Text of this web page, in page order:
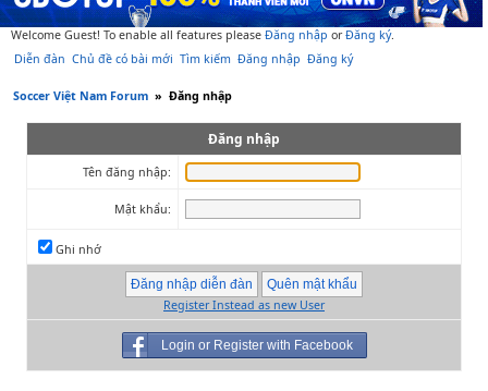
Welcome Guest! To enable all features please Đăng nhập orĐăng ký.
Diễn đàn Chủ đề có bài mới Tìm kiếm Đăng nhập Đăng ký
Soccer Việt Nam Forum » Đăng nhập
Đăng nhập
Tên đăng nhập:
Mật khẩu:
Ghi nhớ
Register Instead as new User
Login or Register with Facebook